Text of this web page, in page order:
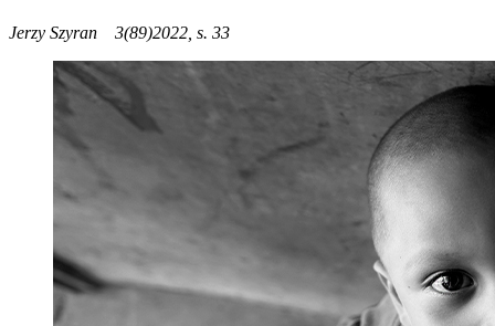
Jerzy Szyran 3(89)2022, s. 33